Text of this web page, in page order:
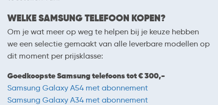
WELKE SAMSUNG TELEFOON KOPEN?
Om je wat meer op weg te helpen bij je keuze hebben
we een selectie gemaakt van alle leverbare modellen op
dit moment per prijsklasse:
Goedkoopste Samsung telefoons tot € 300,-
Samsung Galaxy A54 met abonnement
Samsung Galaxy A34 met abonnement